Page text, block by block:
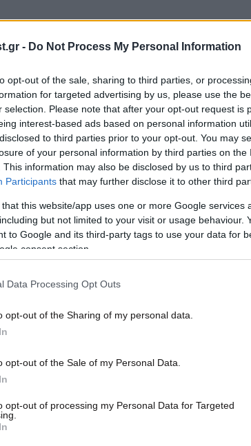
- Do Not Process My Personal Information
opt-out of the sale, sharing to third parties, or
for targeted advertising by us, please use the
selection. Please note that after your opt-out request is
interest-based ads based on personal information
to third parties prior to your opt-out. You may
of your personal information by third parties on the
This information may also be disclosed by us to third
Participants that may further disclose it to other third
that this website/app uses one or more Google services
but not limited to your visit or usage behaviour.
to Google and its third-party tags to use your data for
consent section.
Data Processing Opt Outs
opt-out of the Sharing of my personal data.
opt-out of the Sale of my Personal Data.
opt-out of processing my Personal Data for Targeted